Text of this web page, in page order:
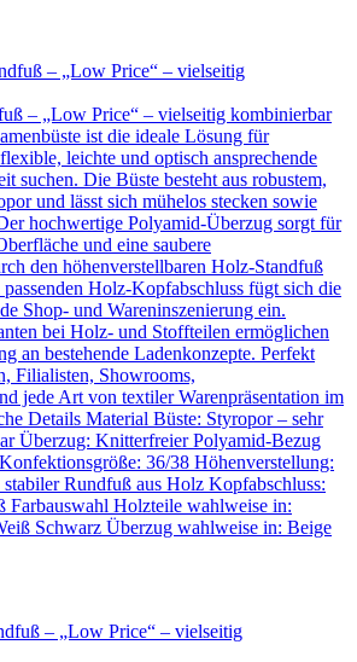
– „Low Price“ – vielseitig kombinierbar
ist die ideale Lösung für
leichte und optisch ansprechende
suchen. Die Büste besteht aus robustem,
und lässt sich mühelos stecken sowie
hochwertige Polyamid-Überzug sorgt für
und eine saubere
den höhenverstellbaren Holz-Standfuß
Holz-Kopfabschluss fügt sich die
Shop- und Wareninszenierung ein.
bei Holz- und Stoffteilen ermöglichen
an bestehende Ladenkonzepte. Perfekt
Filialisten, Showrooms,
jede Art von textiler Warenpräsentation im
Details Material Büste: Styropor – sehr
Überzug: Knitterfreier Polyamid-Bezug
36/38 Höhenverstellung:
Rundfuß aus Holz Kopfabschluss:
Farbauswahl Holzteile wahlweise in:
Schwarz Überzug wahlweise in: Beige